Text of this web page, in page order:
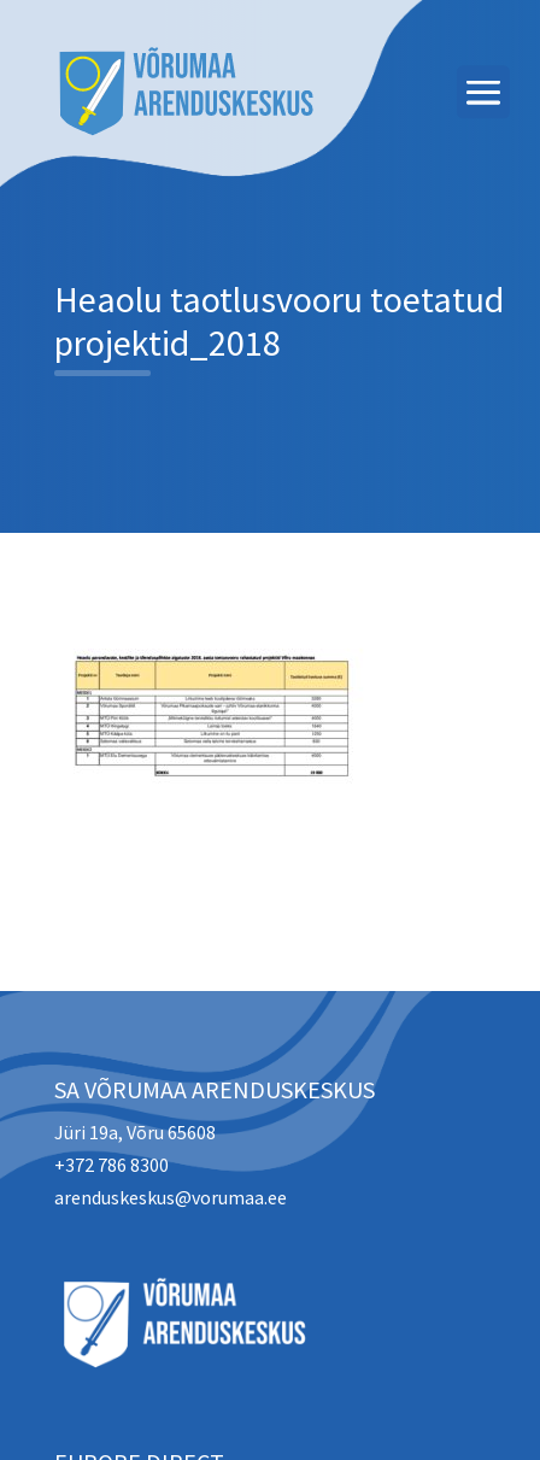
Heaolu taotlusvooru toetatud
projektid_2018
SA VÕRUMAA ARENDUSKESKUS
Jüri 19a, Võru 65608
+372 786 8300
arenduskeskus@vorumaa.ee